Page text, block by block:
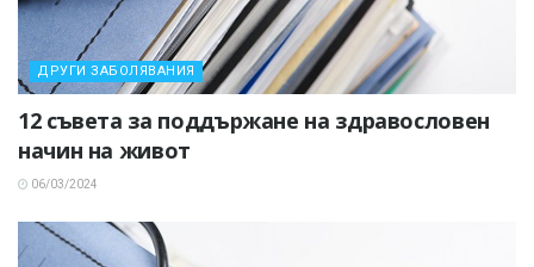
ДРУГИ ЗАБОЛЯВАНИЯ
12 съвета за поддържане на здравословен
начин на живот
06/03/2024